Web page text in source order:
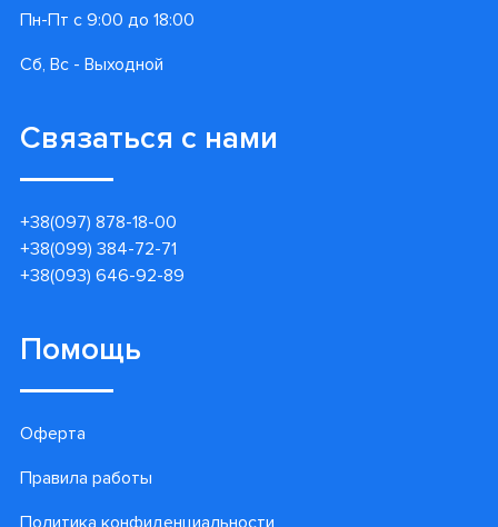
Пн-Пт с 9:00 до 18:00
Сб, Вс - Выходной
Связаться с нами
+38(097) 878-18-00
+38(099) 384-72-71
+38(093) 646-92-89
Помощь
Оферта
Правила работы
Политика конфиденциальности